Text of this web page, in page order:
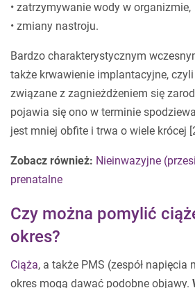
• zatrzymywanie wody w organizmie,
• zmiany nastroju.
Bardzo charakterystycznym
także krwawienie implantacyjne,
związane z zagnieżdżeniem się
pojawia się ono w terminie
jest mniej obfite i trwa o wiele krócej
Zobacz również: Nieinwazyjne
prenatalne
Czy można pomylić
okres?
Ciąża, a także PMS (zespół
okres mogą dawać podobne objawy.